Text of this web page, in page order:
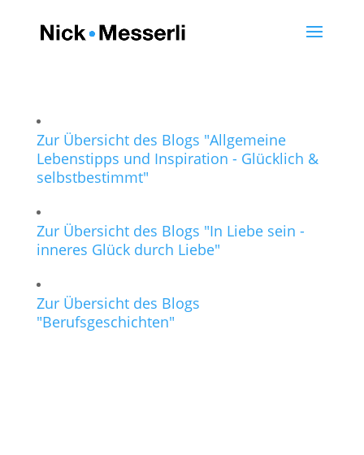
Zur Übersicht des Blogs "Allgemeine
Lebenstipps und Inspiration - Glücklich &
selbstbestimmt"
Zur Übersicht des Blogs "In Liebe sein -
inneres Glück durch Liebe"
Zur Übersicht des Blogs
"Berufsgeschichten"